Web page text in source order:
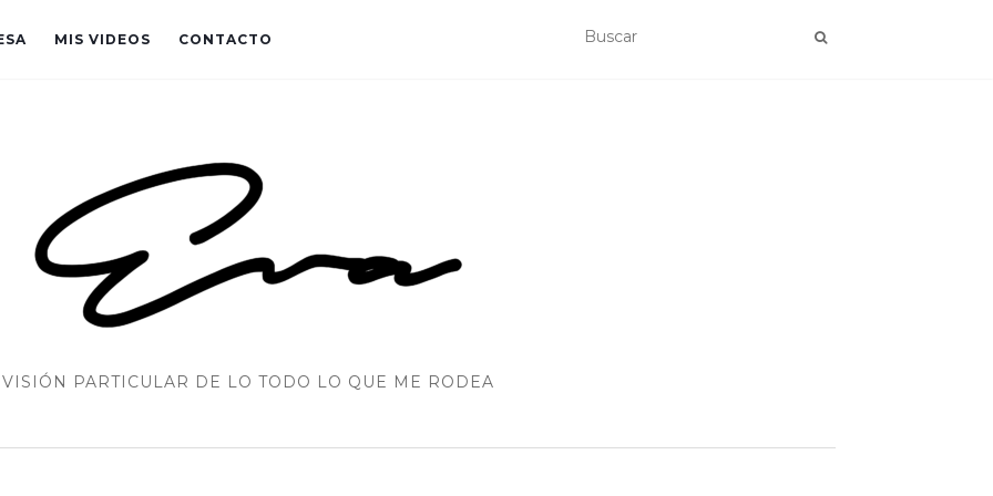
MIS VIDEOS CONTACTO
VISIÓN PARTICULAR DE LO TODO LO QUE ME RODEA